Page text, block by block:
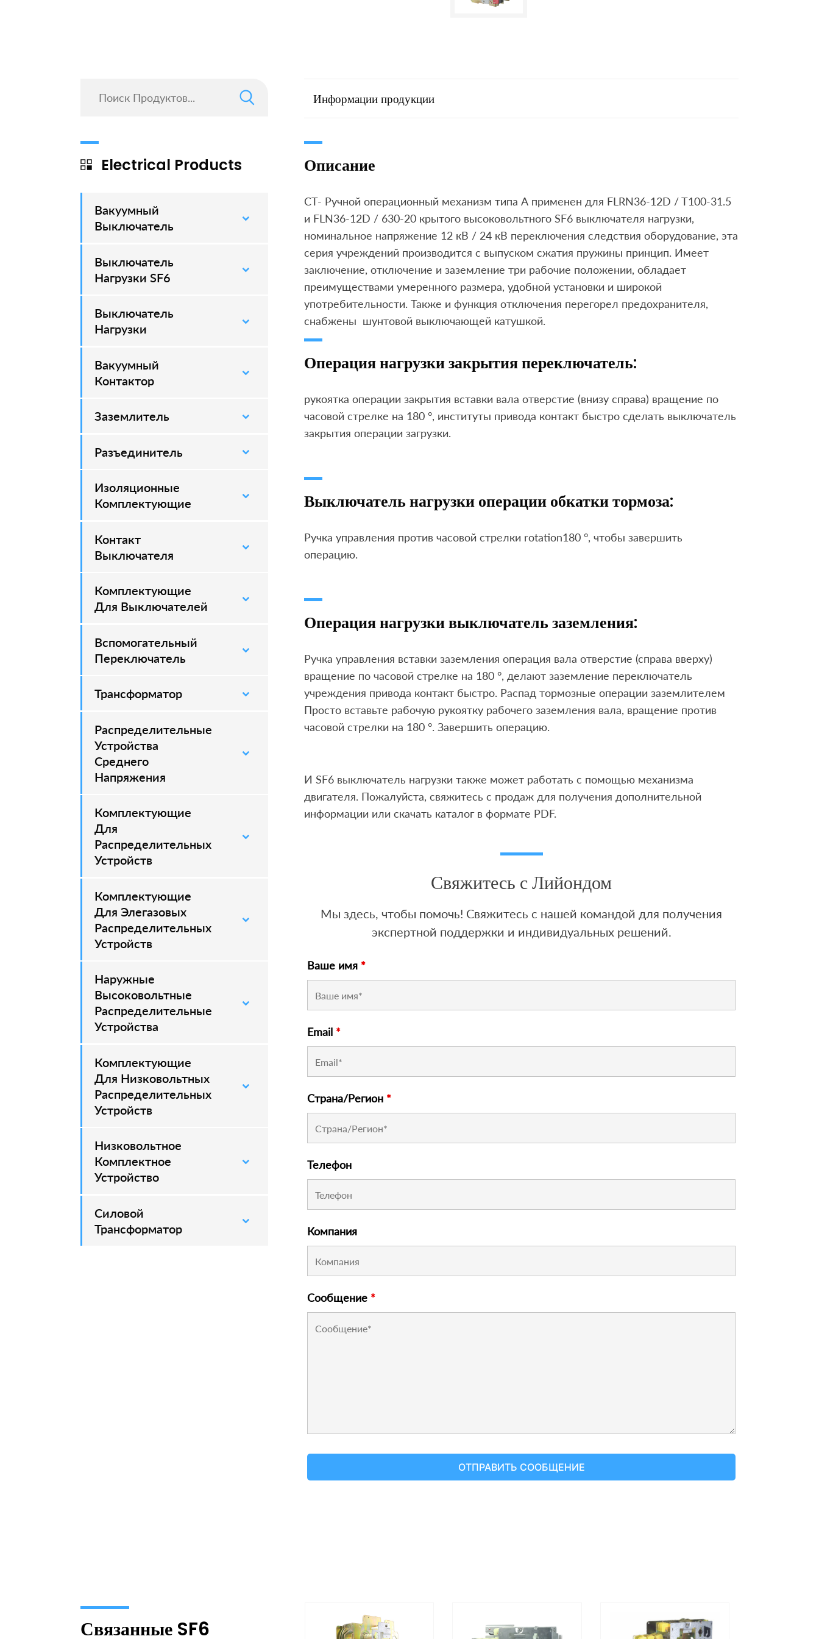
Electrical Products
Вакуумный
Выключатель
–
Выключатель
Нагрузки SF6
–
Выключатель
Нагрузки
–
Вакуумный
Контактор
–
Заземлитель
–
Разъединитель
–
Изоляционные
Комплектующие
–
Контакт
Выключателя
–
Комплектующие
Для Выключателей
–
Вспомогательный
Переключатель
–
Трансформатор
Распределительные
Устройства
Среднего
Напряжения
–
Комплектующие
Для
Распределительных
Устройств
–
Комплектующие
Для Элегазовых
Распределительных
Устройств
–
Наружные
Высоковольтные
Распределительные
Устройства
–
Комплектующие
Для Низковольтных
Распределительных
Устройств
Низковольтное
Комплектное
Устройство
Силовой
Трансформатор
–
Информации продукции
Описание
CT- Ручной операционный механизм типа А применен для FLRN36-12D / T100-31.5
и FLN36-12D / 630-20 крытого высоковольтного SF6 выключателя нагрузки,
номинальное напряжение 12 кВ / 24 кВ переключения следствия оборудование, эта
серия учреждений производится с выпуском сжатия пружины принцип. Имеет
заключение, отключение и заземление три рабочие положении, обладает
преимуществами умеренного размера, удобной установки и широкой
употребительности. Также и функция отключения перегорел предохранителя,
снабжены шунтовой выключающей катушкой.
Операция нагрузки закрытия переключатель:
рукоятка операции закрытия вставки вала отверстие (внизу справа) вращение по
часовой стрелке на 180 °, институты привода контакт быстро сделать выключатель
закрытия операции загрузки.
Выключатель нагрузки операции обкатки тормоза:
Ручка управления против часовой стрелки rotation180 °, чтобы завершить
операцию.
Операция нагрузки выключатель заземления:
Ручка управления вставки заземления операция вала отверстие (справа вверху)
вращение по часовой стрелке на 180 °, делают заземление переключатель
учреждения привода контакт быстро. Распад тормозные операции заземлителем
Просто вставьте рабочую рукоятку рабочего заземления вала, вращение против
часовой стрелки на 180 °. Завершить операцию.
И SF6 выключатель нагрузки также может работать с помощью механизма
двигателя. Пожалуйста, свяжитесь с продаж для получения дополнительной
информации или скачать каталог в формате PDF.
Свяжитесь с Лийондом
Мы здесь, чтобы помочь! Свяжитесь с нашей командой для получения
экспертной поддержки и индивидуальных решений.
Ваше имя *
Email *
Страна/Регион *
Телефон
Компания
Сообщение *
Связанные SF6